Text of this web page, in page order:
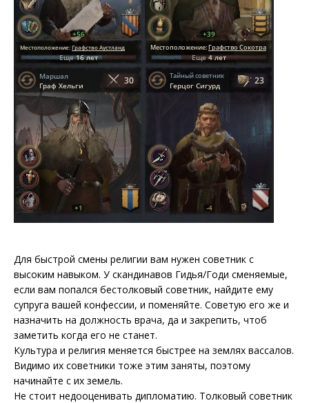
Для быстрой смены религии вам нужен советник с
высоким навыком. У скандинавов Гидья/Годи сменяемые,
если вам попался бестолковый советник, найдите ему
супруга вашей конфессии, и поменяйте. Советую его же и
назначить на должность врача, да и закрепить, чтоб
заметить когда его не станет.
Культура и религия меняется быстрее на землях вассалов.
Видимо их советники тоже этим заняты, поэтому
начинайте с их земель.
Не стоит недооценивать дипломатию. Толковый советник